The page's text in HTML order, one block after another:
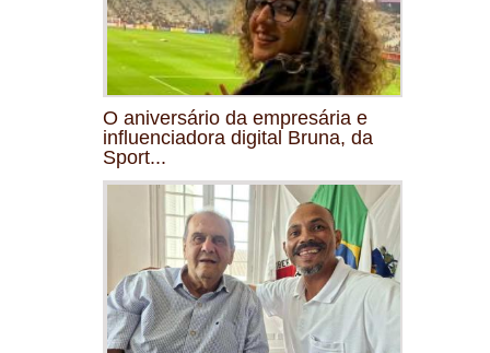
O aniversário da empresária e
influenciadora digital Bruna, da
Sport...